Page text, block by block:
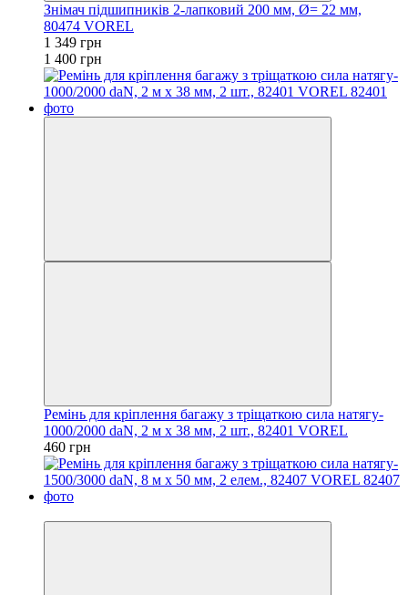
Знімач підшипників 2-лапковий 200 мм, Ø= 22 мм,
80474 VOREL
1 349 грн
1 400 грн
Ремінь для кріплення багажу з тріщаткою сила натягу-
1000/2000 daN, 2 м х 38 мм, 2 шт., 82401 VOREL
460 грн